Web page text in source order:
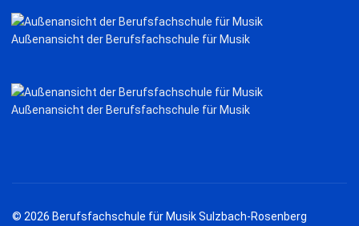
Außenansicht der Berufsfachschule für Musik
Außenansicht der Berufsfachschule für Musik
© 2026 Berufsfachschule für Musik Sulzbach-Rosenberg